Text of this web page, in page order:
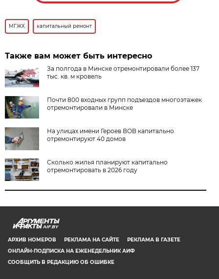
МГЖХ капитальный ремонт
Также вам может быть интересно
За полгода в Минске отремонтировали более 137
тыс. кв. м кровель
Почти 800 входных групп подъездов многоэтажек
отремонтировали в Минске
На улицах имени Героев ВОВ капитально
отремонтируют 40 домов
Сколько жилья планируют капитально
отремонтировать в 2026 году
AIF.BY
АРХИВ НОМЕРОВ РЕКЛАМА НА САЙТЕ
РЕКЛАМА В ГАЗЕТЕ
ОНЛАЙН-ПОДПИСКА НА ЕЖЕНЕДЕЛЬНИК АИФ
СООБЩИТЬ В РЕДАКЦИЮ ОБ ОШИБКЕ